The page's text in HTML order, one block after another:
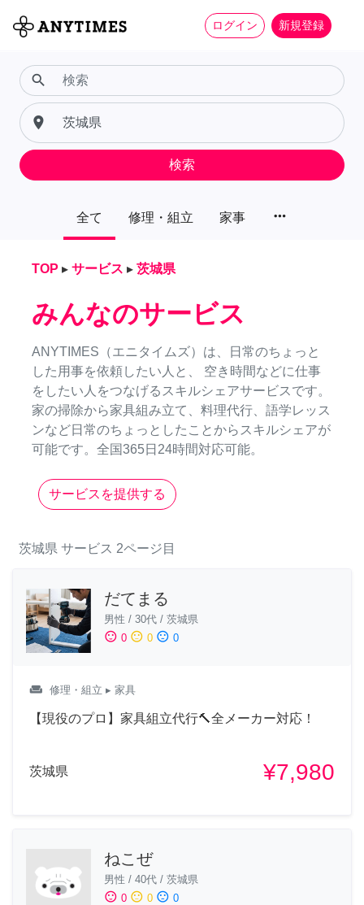
ログイン 新規登録
全て 修理・組立 家事 more_horiz
search
place
検索
TOP ▸ サービス ▸ 茨城県
みんなのサービス
ANYTIMES（エニタイムズ）は、日常のちょっと
した用事を依頼したい人と、 空き時間などに仕事
をしたい人をつなげるスキルシェアサービスです。
家の掃除から家具組み立て、料理代行、語学レッス
ンなど日常のちょっとしたことからスキルシェアが
可能です。全国365日24時間対応可能。
サービスを提供する
茨城県 サービス 2ページ目
だてまる
男性 / 30代 / 茨城県
sentiment_satisfied 0 sentiment_neutral 0 sentiment_dissatisfied 0
weekend 修理・組立 ▸ 家具
【現役のプロ】家具組立代行🔨全メーカー対応！
茨城県 ¥7,980
ねこぜ
男性 / 40代 / 茨城県
sentiment_satisfied 0 sentiment_neutral 0 sentiment_dissatisfied 0